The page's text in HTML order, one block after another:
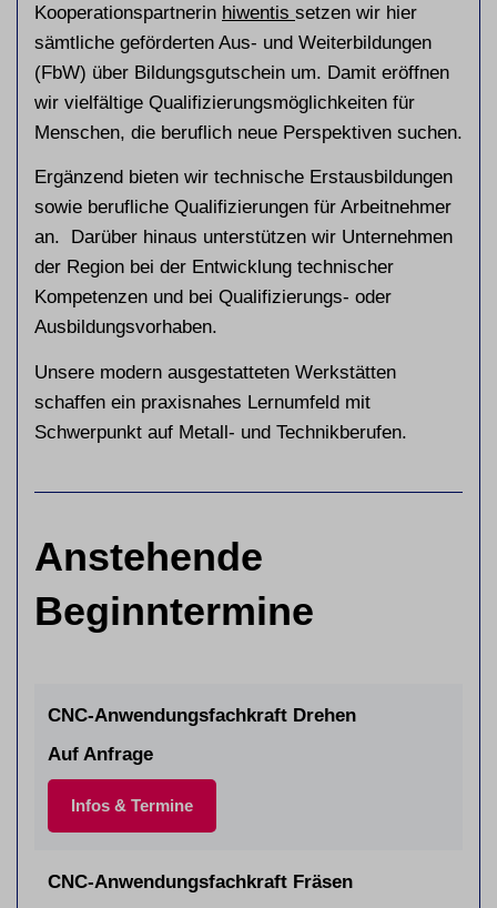
Kooperationspartnerin hiwentis setzen wir hier
sämtliche geförderten Aus- und Weiterbildungen
(FbW) über Bildungsgutschein um. Damit eröffnen
wir vielfältige Qualifizierungsmöglichkeiten für
Menschen, die beruflich neue Perspektiven suchen.
Ergänzend bieten wir technische Erstausbildungen
sowie berufliche Qualifizierungen für Arbeitnehmer
an. Darüber hinaus unterstützen wir Unternehmen
der Region bei der Entwicklung technischer
Kompetenzen und bei Qualifizierungs- oder
Ausbildungsvorhaben.
Unsere modern ausgestatteten Werkstätten
schaffen ein praxisnahes Lernumfeld mit
Schwerpunkt auf Metall- und Technikberufen.
Anstehende
Beginntermine
CNC-Anwendungsfachkraft Drehen
Auf Anfrage
Infos & Termine
CNC-Anwendungsfachkraft Fräsen